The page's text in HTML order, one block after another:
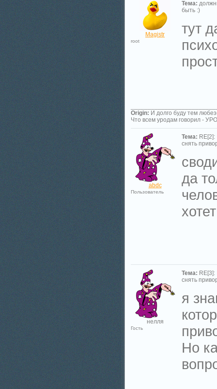
Magistr
root
Тема:
быть :)
тут
Origin: И долго буду тем
Что всем уродам говорил -
abdc
Пользователь
Тема: RE[2]:
снять
да
нелля
Гость
Тема: RE[3]:
снять
я
Но